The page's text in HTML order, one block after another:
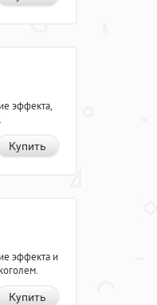
эффекта,
Купить
эффекта и
Купить